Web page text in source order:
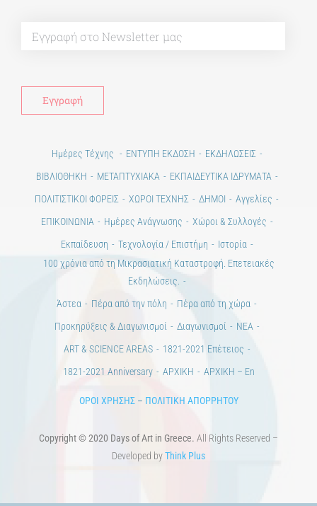
Ημέρες Τέχνης ΕΝΤΥΠΗ ΕΚΔΟΣΗ
ΕΚΔΗΛΩΣΕΙΣ
ΒΙΒΛΙΟΘΗΚΗ
ΜΕΤΑΠΤΥΧΙΑΚΑ
ΕΚΠΑΙΔΕΥΤΙΚΑ ΙΔΡΥΜΑΤΑ
ΠΟΛΙΤΙΣΤΙΚΟΙ ΦΟΡΕΙΣ
ΧΩΡΟΙ ΤΕΧΝΗΣ ΔΗΜΟΙ
Αγγελίες
ΕΠΙΚΟΙΝΩΝΙΑ
Ημέρες Ανάγνωσης
Χώροι & Συλλογές
Εκπαίδευση
Τεχνολογία / Επιστήμη
Ιστορία
100 χρόνια από τη Μικρασιατική Καταστροφή. Επετειακές
Εκδηλώσεις.
Άστεα
Πέρα από την πόλη
Πέρα από τη χώρα
Προκηρύξεις & Διαγωνισμοί
Διαγωνισμοί
ΝΕΑ
ART & SCIENCE AREAS
1821-2021 Επέτειος
1821-2021 Anniversary
ΑΡΧΙΚΗ ΑΡΧΙΚΗ – En
ΟΡΟΙ ΧΡΗΣΗΣ– ΠΟΛΙΤΙΚΗ ΑΠΟΡΡΗΤΟΥ
Copyright © 2020 Days of Art in Greece. All Rights Reserved –
Developed byThink Plus